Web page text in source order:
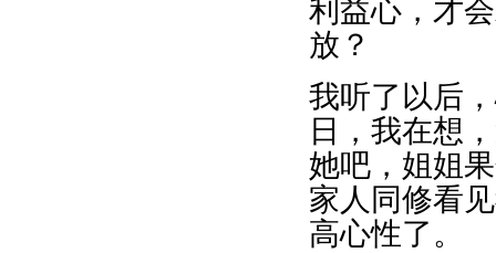
利益心，才
放？
我听了以后
日，我在想
她吧，姐姐
家人同修看
高心性了。